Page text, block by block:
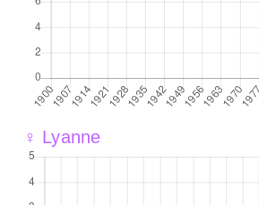
♀ Lyanne